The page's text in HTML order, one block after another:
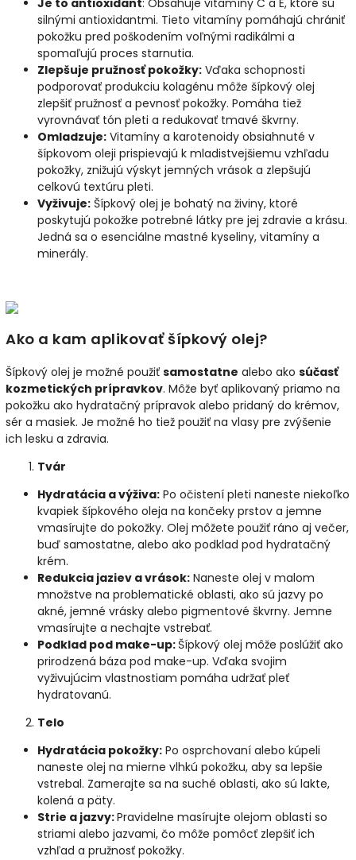
Je to antioxidant: Obsahuje vitamíny C a E, ktoré sú
silnými antioxidantmi. Tieto vitamíny pomáhajú chrániť
pokožku pred poškodením voľnými radikálmi a
spomaľujú proces starnutia.
Zlepšuje pružnosť pokožky: Vďaka schopnosti
podporovať produkciu kolagénu môže šípkový olej
zlepšiť pružnosť a pevnosť pokožky. Pomáha tiež
vyrovnávať tón pleti a redukovať tmavé škvrny.
Omladzuje: Vitamíny a karotenoidy obsiahnuté v
šípkovom oleji prispievajú k mladistvejšiemu vzhľadu
pokožky, znižujú výskyt jemných vrások a zlepšujú
celkovú textúru pleti.
Vyživuje: Šípkový olej je bohatý na živiny, ktoré
poskytujú pokožke potrebné látky pre jej zdravie a krásu.
Jedná sa o esenciálne mastné kyseliny, vitamíny a
minerály.
Ako a kam aplikovať šípkový olej?
Šípkový olej je možné použiť samostatne alebo ako súčasť
kozmetických prípravkov. Môže byť aplikovaný priamo na
pokožku ako hydratačný prípravok alebo pridaný do krémov,
sér a masiek. Je možné ho tiež použiť na vlasy pre zvýšenie
ich lesku a zdravia.
Tvár
Hydratácia a výživa: Po očistení pleti naneste niekoľko
kvapiek šípkového oleja na končeky prstov a jemne
vmasírujte do pokožky. Olej môžete použiť ráno aj večer,
buď samostatne, alebo ako podklad pod hydratačný
krém.
Redukcia jaziev a vrások: Naneste olej v malom
množstve na problematické oblasti, ako sú jazvy po
akné, jemné vrásky alebo pigmentové škvrny. Jemne
vmasírujte a nechajte vstrebať.
Podklad pod make-up: Šípkový olej môže poslúžiť ako
prirodzená báza pod make-up. Vďaka svojim
vyživujúcim vlastnostiam pomáha udržať pleť
hydratovanú.
Telo
Hydratácia pokožky: Po osprchovaní alebo kúpeli
naneste olej na mierne vlhkú pokožku, aby sa lepšie
vstrebal. Zamerajte sa na suché oblasti, ako sú lakte,
kolená a päty.
Strie a jazvy:Pravidelne masírujte olejom oblasti so
striami alebo jazvami, čo môže pomôcť zlepšiť ich
vzhľad a pružnosť pokožky.